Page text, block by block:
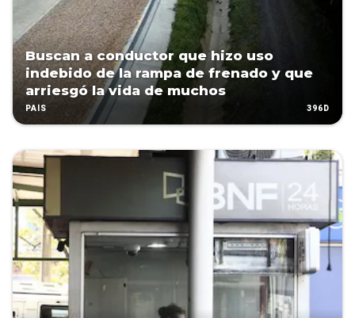
Buscan a conductor que hizo uso
indebido de la rampa de frenado y que
arriesgó la vida de muchos
PAÍS 396D